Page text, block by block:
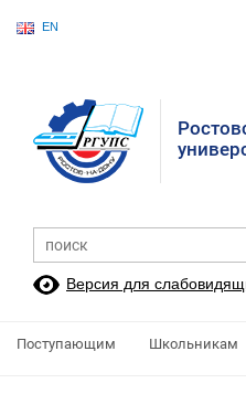
EN
Версия для
Поступающим Школьникам